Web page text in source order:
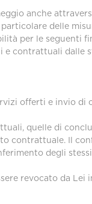
anche
delle
per le seguenti
contrattuali dalle
offerti e invio
quelle di
contrattuale. Il
degli
revocato da Lei